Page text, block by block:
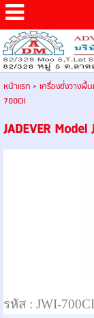
หน้าแรก> เครื่องชั่งวางพื้
700CII
JADEVER
รหัส : JWI-